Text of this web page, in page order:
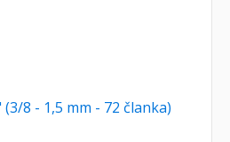
(3/8 - 1,5 mm - 72 članka)